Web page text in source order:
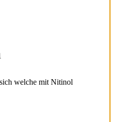
welche mit Nitinol